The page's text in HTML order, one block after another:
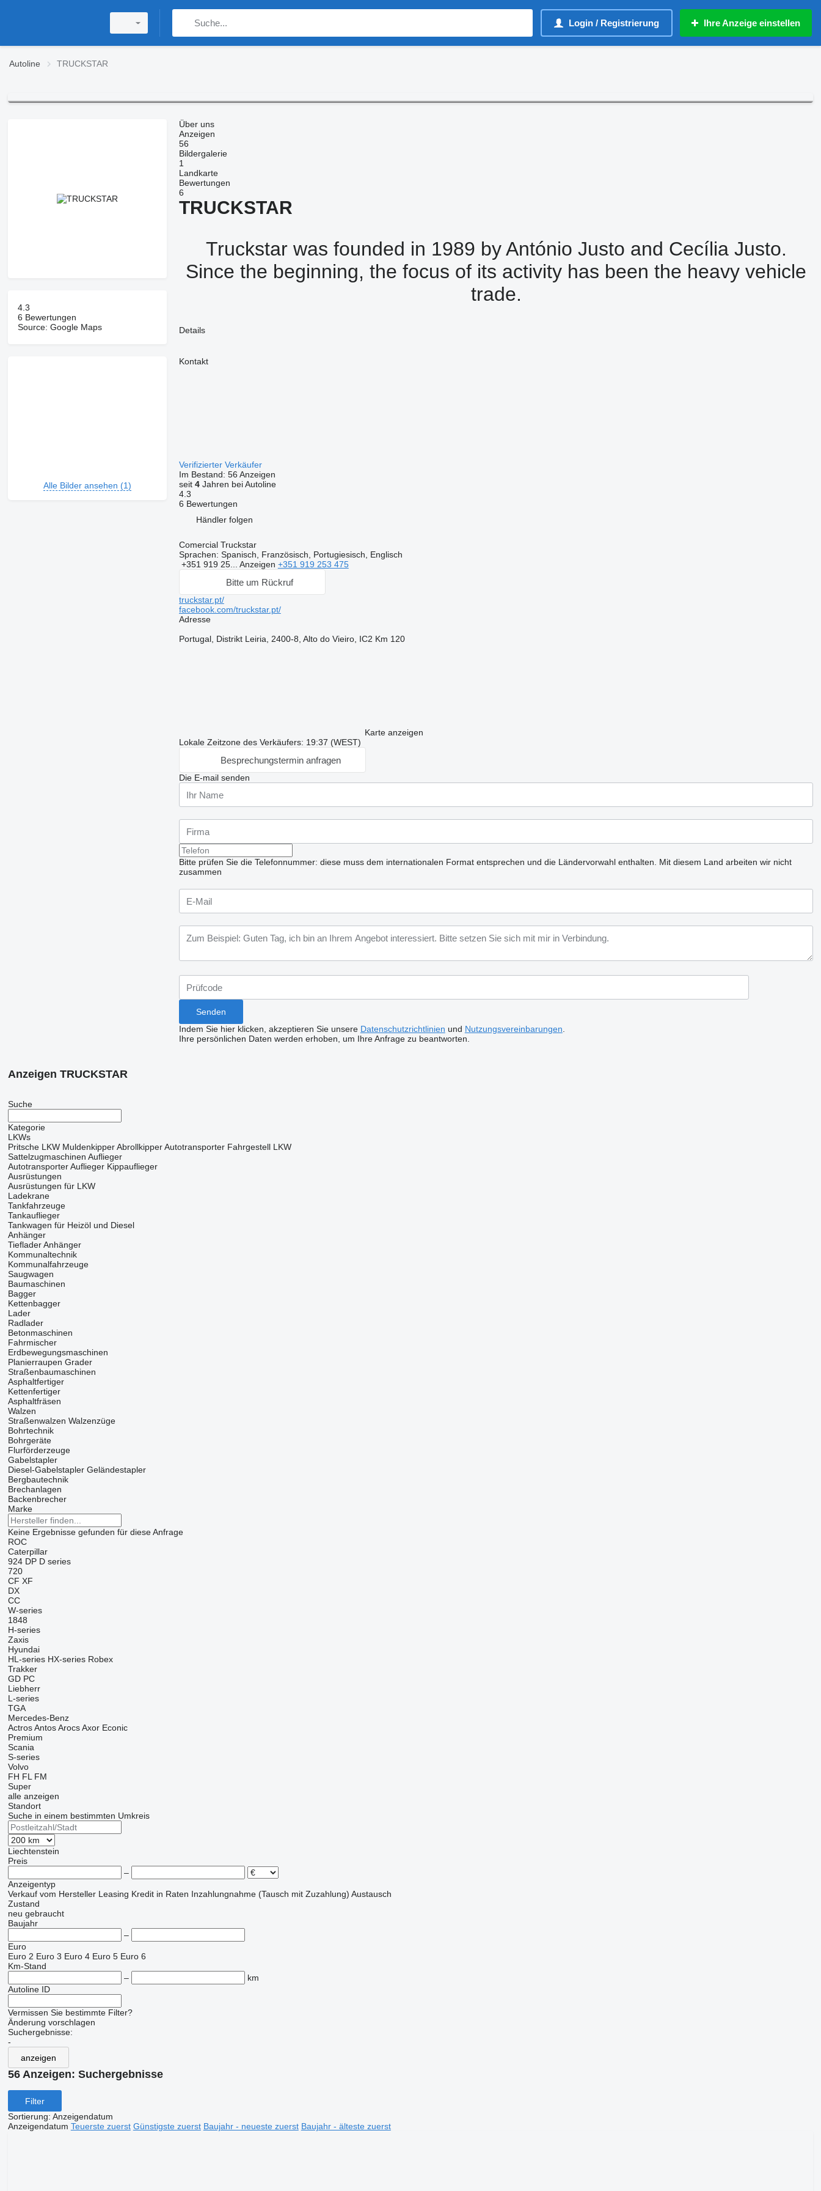
Login / Registrierung Ihre Anzeige einstellen
Autoline TRUCKSTAR
4.3
6 Bewertungen
Source: Google Maps
Alle Bilder ansehen (1)
Über uns
Anzeigen
56
Bildergalerie
1
Landkarte
Bewertungen
6
TRUCKSTAR
Truckstar was founded in 1989 by António Justo and Cecília Justo.
Since the beginning, the focus of its activity has been the heavy vehicle
trade.
Details
Kontakt
Verifizierter Verkäufer
Im Bestand: 56 Anzeigen
seit 4Jahren bei Autoline
4.3
6 Bewertungen
Händler folgen
Comercial Truckstar
Sprachen: Spanisch, Französisch, Portugiesisch, Englisch
+351 919 25... Anzeigen +351 919 253 475
Bitte um Rückruf
truckstar.pt/
facebook.com/truckstar.pt/
Adresse
Portugal, Distrikt Leiria, 2400-8, Alto do Vieiro, IC2 Km 120
Karte anzeigen
Lokale Zeitzone des Verkäufers: 19:37 (WEST)
Besprechungstermin anfragen
Die E-mail senden
Bitte prüfen Sie die Telefonnummer: diese muss dem internationalen Format entsprechen und die Ländervorwahl enthalten.
Mit diesem Land arbeiten wir nicht
zusammen
Indem Sie hier klicken, akzeptieren Sie unsere Datenschutzrichtlinien und Nutzungsvereinbarungen
Ihre persönlichen Daten werden erhoben, um Ihre Anfrage zu beantworten.
Anzeigen TRUCKSTAR
Suche
Kategorie
LKWs
Pritsche LKW Muldenkipper Abrollkipper Autotransporter Fahrgestell LKW
Sattelzugmaschinen Auflieger
Autotransporter Auflieger Kippauflieger
Ausrüstungen
Ausrüstungen für LKW
Ladekrane
Tankfahrzeuge
Tankauflieger
Tankwagen für Heizöl und Diesel
Anhänger
Tieflader Anhänger
Kommunaltechnik
Kommunalfahrzeuge
Saugwagen
Baumaschinen
Bagger
Kettenbagger
Lader
Radlader
Betonmaschinen
Fahrmischer
Erdbewegungsmaschinen
Planierraupen Grader
Straßenbaumaschinen
Asphaltfertiger
Kettenfertiger
Asphaltfräsen
Walzen
Straßenwalzen Walzenzüge
Bohrtechnik
Bohrgeräte
Flurförderzeuge
Gabelstapler
Diesel-Gabelstapler Geländestapler
Bergbautechnik
Brechanlagen
Backenbrecher
Marke
Keine Ergebnisse gefunden für diese Anfrage
ROC
Caterpillar
924 DP D series
720
CF XF
DX
CC
W-series
1848
H-series
Zaxis
Hyundai
HL-series HX-series Robex
Trakker
GD PC
Liebherr
L-series
TGA
Mercedes-Benz
Actros Antos Arocs Axor Econic
Premium
Scania
S-series
Volvo
FH FL FM
Super
alle anzeigen
Standort
Suche in einem bestimmten Umkreis
Liechtenstein
Preis
–
Anzeigentyp
Verkauf vom Hersteller Leasing Kredit in Raten Inzahlungnahme (Tausch mit Zuzahlung) Austausch
Zustand
neu gebraucht
Baujahr
–
Euro
Euro 2 Euro 3 Euro 4 Euro 5 Euro 6
Km-Stand
–
km
Autoline ID
Vermissen Sie bestimmte Filter?
Änderung vorschlagen
Suchergebnisse:
-
anzeigen
56 Anzeigen: Suchergebnisse
Filter
Sortierung: Anzeigendatum
Anzeigendatum Teuerste zuerst Günstigste zuerst Baujahr - neueste zuerst Baujahr - älteste zuerst